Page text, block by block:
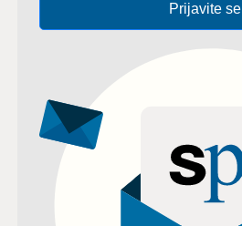
Prijavite se